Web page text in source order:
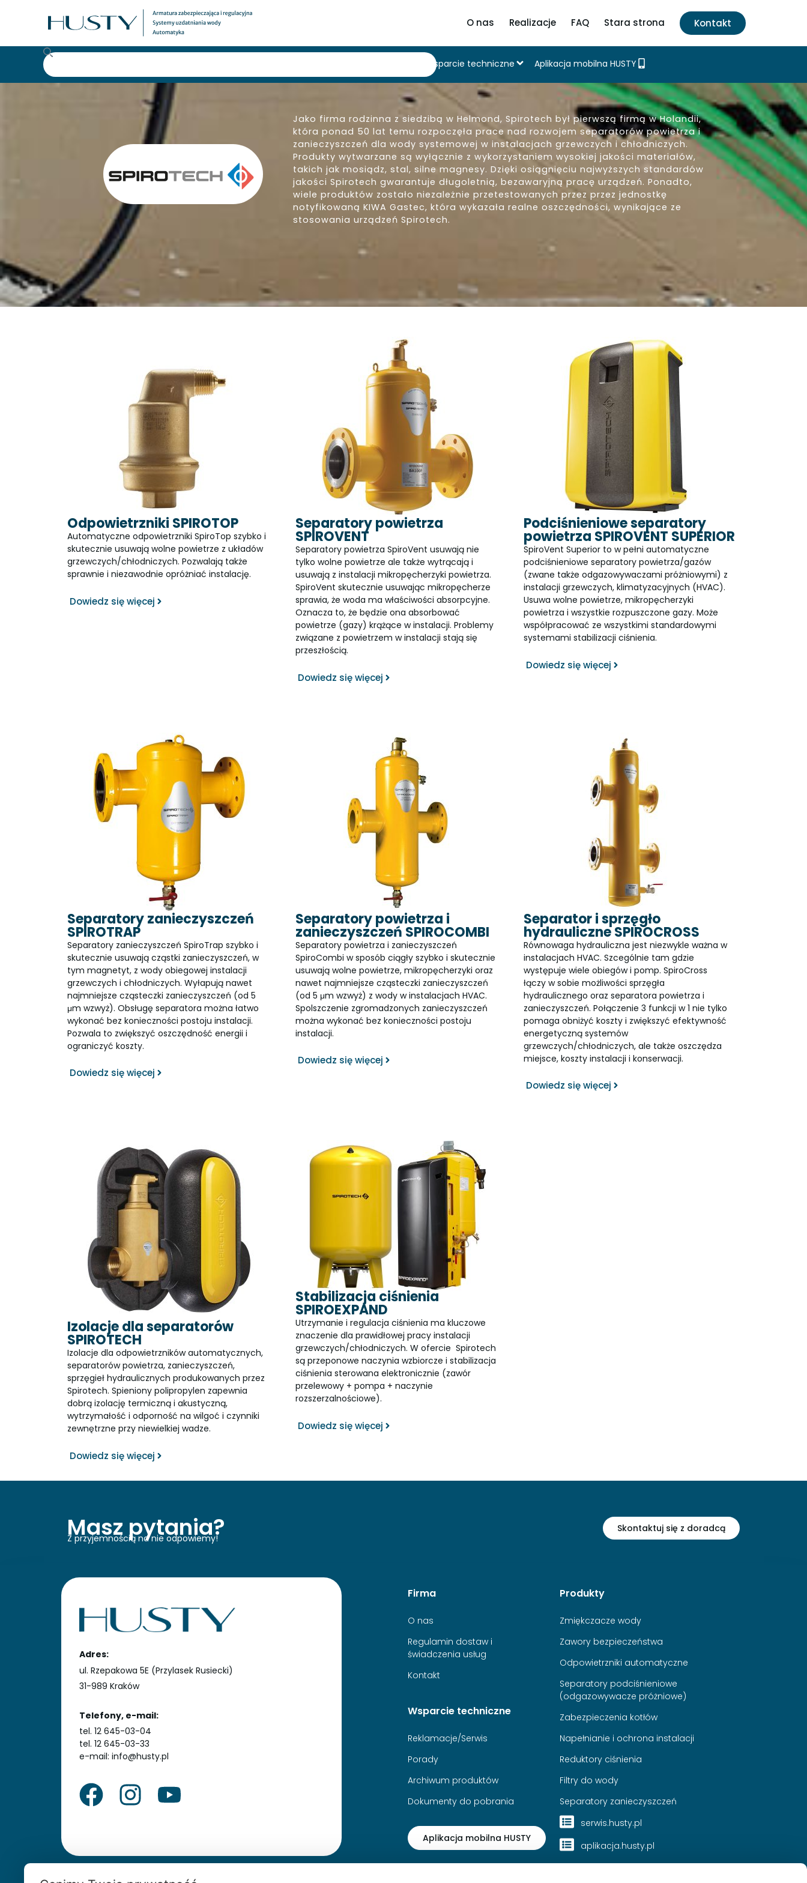
O nas Realizacje FAQ Stara strona Kontakt
Wsparcie techniczne Aplikacja mobilna HUSTY
Jako firma rodzinna z siedzibą w Helmond, Spirotech był pierwszą firmą w Holandii,
która ponad 50 lat temu rozpoczęła prace nad rozwojem separatorów powietrza i
zanieczyszczeń dla wody systemowej w instalacjach grzewczych i chłodniczych.
Produkty wytwarzane są wyłącznie z wykorzystaniem wysokiej jakości materiałów,
takich jak mosiądz, stal, silne magnesy. Dzięki osiągnięciu najwyższych standardów
jakości Spirotech gwarantuje długoletnią, bezawaryjną pracę urządzeń. Ponadto,
wiele produktów zostało niezależnie przetestowanych przez przez jednostkę
notyfikowaną KIWA Gastec, która wykazała realne oszczędności, wynikające ze
stosowania urządzeń Spirotech.
Odpowietrzniki SPIROTOP
Automatyczne odpowietrzniki SpiroTop szybko i
skutecznie usuwają wolne powietrze z układów
grzewczych/chłodniczych. Pozwalają także
sprawnie i niezawodnie opróżniać instalację.
Dowiedz się więcej
Separatory powietrza
SPIROVENT
Separatory powietrza SpiroVent usuwają nie
tylko wolne powietrze ale także wytrącają i
usuwają z instalacji mikropęcherzyki powietrza.
SpiroVent skutecznie usuwając mikropęcherze
sprawia, że woda ma właściwości absorpcyjne.
Oznacza to, że będzie ona absorbować
powietrze (gazy) krążące w instalacji. Problemy
związane z powietrzem w instalacji stają się
przeszłością.
Dowiedz się więcej
Podciśnieniowe separatory
powietrza SPIROVENT SUPERIOR
SpiroVent Superior to w pełni automatyczne
podciśnieniowe separatory powietrza/gazów
(zwane także odgazowywaczami próżniowymi) z
instalacji grzewczych, klimatyzacyjnych (HVAC).
Usuwa wolne powietrze, mikropęcherzyki
powietrza i wszystkie rozpuszczone gazy. Może
współpracować ze wszystkimi standardowymi
systemami stabilizacji ciśnienia.
Dowiedz się więcej
Separatory zanieczyszczeń
SPIROTRAP
Separatory zanieczyszczeń SpiroTrap szybko i
skutecznie usuwają cząstki zanieczyszczeń, w
tym magnetyt, z wody obiegowej instalacji
grzewczych i chłodniczych. Wyłapują nawet
najmniejsze cząsteczki zanieczyszczeń (od 5
μm wzwyż). Obsługę separatora można łatwo
wykonać bez konieczności postoju instalacji.
Pozwala to zwiększyć oszczędność energii i
ograniczyć koszty.
Dowiedz się więcej
Separatory powietrza i
zanieczyszczeń SPIROCOMBI
Separatory powietrza i zanieczyszczeń
SpiroCombi w sposób ciągły szybko i skutecznie
usuwają wolne powietrze, mikropęcherzyki oraz
nawet najmniejsze cząsteczki zanieczyszczeń
(od 5 μm wzwyż) z wody w instalacjach HVAC.
Spolszczenie zgromadzonych zanieczyszczeń
można wykonać bez konieczności postoju
instalacji.
Dowiedz się więcej
Separator i sprzęgło
hydrauliczne SPIROCROSS
Równowaga hydrauliczna jest niezwykle ważna w
instalacjach HVAC. Szcególnie tam gdzie
występuje wiele obiegów i pomp. SpiroCross
łączy w sobie możliwości sprzęgła
hydraulicznego oraz separatora powietrza i
zanieczyszczeń. Połączenie 3 funkcji w 1 nie tylko
pomaga obniżyć koszty i zwiększyć efektywność
energetyczną systemów
grzewczych/chłodniczych, ale także oszczędza
miejsce, koszty instalacji i konserwacji.
Dowiedz się więcej
Izolacje dla separatorów
SPIROTECH
Izolacje dla odpowietrzników automatycznych,
separatorów powietrza, zanieczyszczeń,
sprzęgieł hydraulicznych produkowanych przez
Spirotech. Spieniony polipropylen zapewnia
dobrą izolację termiczną i akustyczną,
wytrzymałość i odporność na wilgoć i czynniki
zewnętrzne przy niewielkiej wadze.
Dowiedz się więcej
Stabilizacja ciśnienia
SPIROEXPAND
Utrzymanie i regulacja ciśnienia ma kluczowe
znaczenie dla prawidłowej pracy instalacji
grzewczych/chłodniczych. W ofercie Spirotech
są przeponowe naczynia wzbiorcze i stabilizacja
ciśnienia sterowana elektronicznie (zawór
przelewowy + pompa + naczynie
rozszerzalnościowe).
Dowiedz się więcej
Masz pytania?
Z przyjemnością na nie odpowiemy!
Skontaktuj się z doradcą
Adres:
ul. Rzepakowa 5E (Przylasek Rusiecki)
31-989 Kraków
Telefony, e-mail:
tel. 12 645-03-04
tel. 12 645-03-33
e-mail: info@husty.pl
Firma
O nas
Regulamin dostaw i
świadczenia usług
Kontakt
Wsparcie techniczne
Reklamacje/Serwis
Porady
Archiwum produktów
Dokumenty do pobrania
Aplikacja mobilna HUSTY
Produkty
Zmiękczacze wody
Zawory bezpieczeństwa
Odpowietrzniki automatyczne
Separatory podciśnieniowe
(odgazowywacze próżniowe)
Zabezpieczenia kotłów
Napełnianie i ochrona instalacji
Reduktory ciśnienia
Filtry do wody
Separatory zanieczyszczeń
serwis.husty.pl
aplikacja.husty.pl